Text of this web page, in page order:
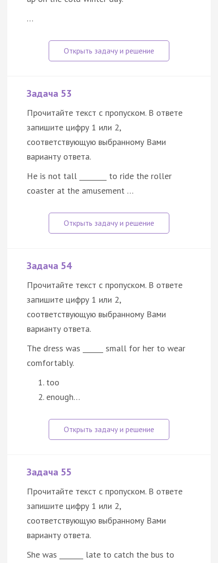
…
Задача 53
Прочитайте текст с пропуском. В ответе
запишите цифру 1 или 2,
соответствующую выбранному Вами
варианту ответа.
He is not tall ________ to ride the roller
coaster at the amusement …
Задача 54
Прочитайте текст с пропуском. В ответе
запишите цифру 1 или 2,
соответствующую выбранному Вами
варианту ответа.
The dress was ______ small for her to wear
comfortably.
too
enough…
Задача 55
Прочитайте текст с пропуском. В ответе
запишите цифру 1 или 2,
соответствующую выбранному Вами
варианту ответа.
She was _______ late to catch the bus to